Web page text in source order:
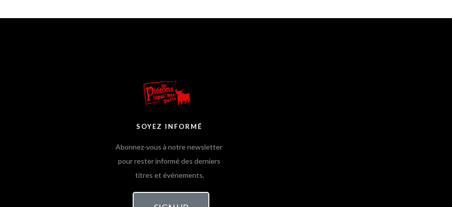
SOYEZ INFORMÉ
Abonnez-vous à notre newsletter
pour rester informé des derniers
titres et événements.